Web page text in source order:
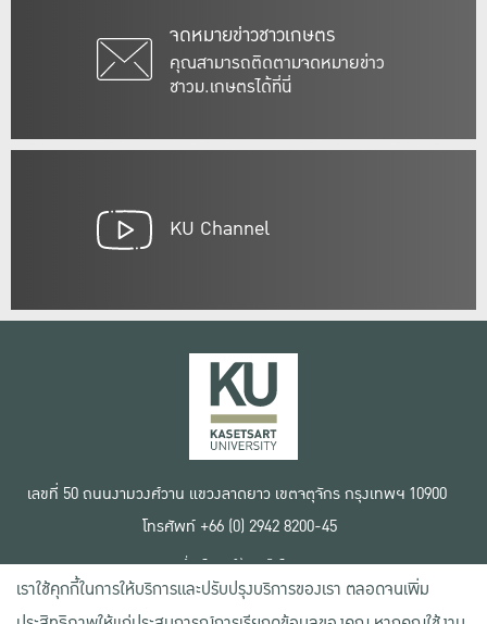
จดหมายข่าวชาวเกษตร
คุณสามารถติดตามจดหมายข่าว
ชาวม.เกษตรได้ที่นี่
KU Channel
เลขที่ 50 ถนนงามวงศ์วาน แขวงลาดยาว เขตจตุจักร กรุงเทพฯ 10900
โทรศัพท์ +66 (0) 2942 8200-45
เงื่อนไขการใช้งานเว็บไซต์
ข้อตกลงด้านสิทธิ์ใช้งาน
นโยบายความเป็นส่วนตัว
เราใช้คุกกี้ในการให้บริการและปรับปรุงบริการของเรา ตลอดจนเพิ่ม